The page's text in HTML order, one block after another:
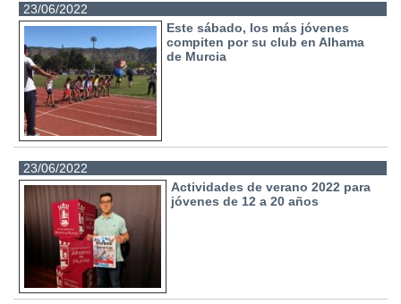
23/06/2022
Este sábado, los más jóvenes
compiten por su club en Alhama
de Murcia
23/06/2022
Actividades de verano 2022 para
jóvenes de 12 a 20 años